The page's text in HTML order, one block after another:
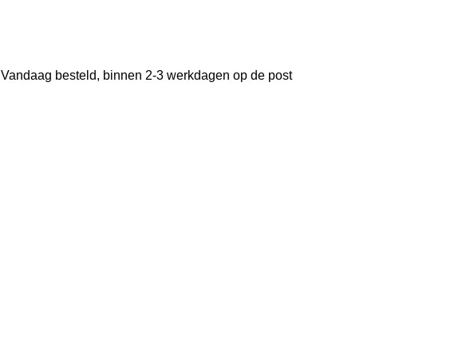
Vandaag besteld, binnen 2-3 werkdagen op de post